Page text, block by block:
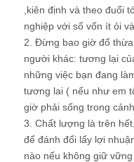
,kiên định và theo đuổi
nghiệp với số vốn ít ỏi
2. Đừng bao giờ đổ
người khác: tương lại
những việc bạn đang
tương lai ( nếu như em
giờ phải sống trong
3. Chất lượng là trên
để đánh đổi lấy lợi
nào nếu không giữ